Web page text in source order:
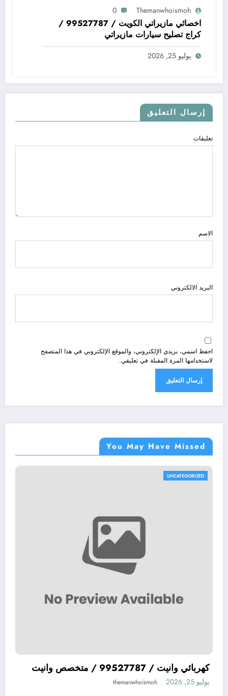
Themanwhoismoh
0
اخصائي مازيراتي الكويت / 99527787 /
كراج تصليح سيارات مازيراتي
يوليو 25, 2026
إرسال التعليق
تعليقات
الاسم
البريد الالكتروني
احفظ اسمي، بريدي الإلكتروني، والموقع الإلكتروني في هذا المتصفح
لاستخدامها المرة المقبلة في تعليقي.
You May Have Missed
ميكانيكي سيارات يابانية JAPAN افضل ميكيانيكي
اليابانية في الكويت